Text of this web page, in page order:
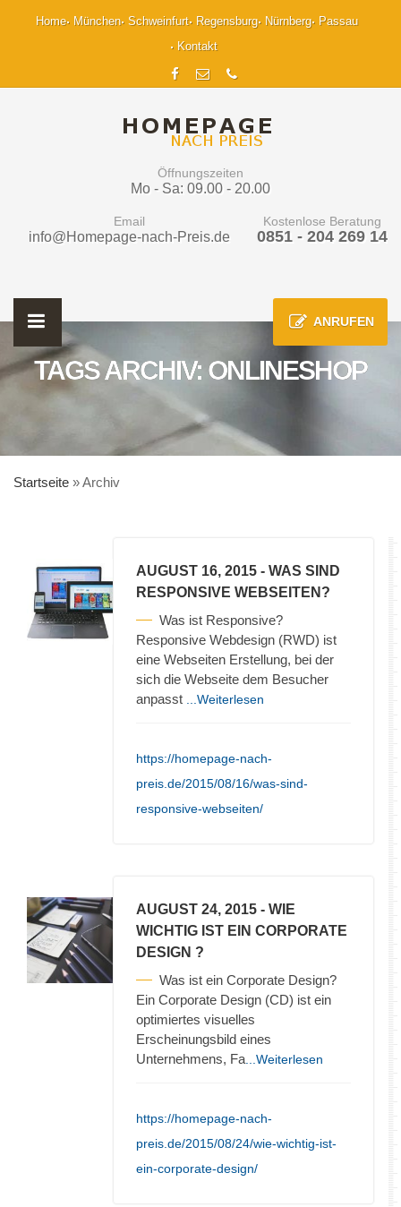
Home München Schweinfurt Regensburg Nürnberg
Passau
Kontakt
Öffnungszeiten
Mo - Sa: 09.00 - 20.00
Email
info@Homepage-nach-Preis.de
Kostenlose Beratung
0851 - 204 269 14
ANRUFEN
TAGS ARCHIV: ONLINESHOP
Startseite »Archiv
AUGUST 16, 2015 - WAS SIND
RESPONSIVE WEBSEITEN?
Was ist Responsive?
Responsive Webdesign (RWD) ist
eine Webseiten Erstellung, bei der
sich die Webseite dem Besucher
anpasst
...Weiterlesen
https://homepage-nach-
preis.de/2015/08/16/was-sind-
responsive-webseiten/
AUGUST 24, 2015 - WIE
WICHTIG IST EIN CORPORATE
DESIGN ?
Was ist ein Corporate Design?
Ein Corporate Design (CD) ist ein
optimiertes visuelles
Erscheinungsbild eines
Unternehmens, Fa ...Weiterlesen
https://homepage-nach-
preis.de/2015/08/24/wie-wichtig-ist-
ein-corporate-design/